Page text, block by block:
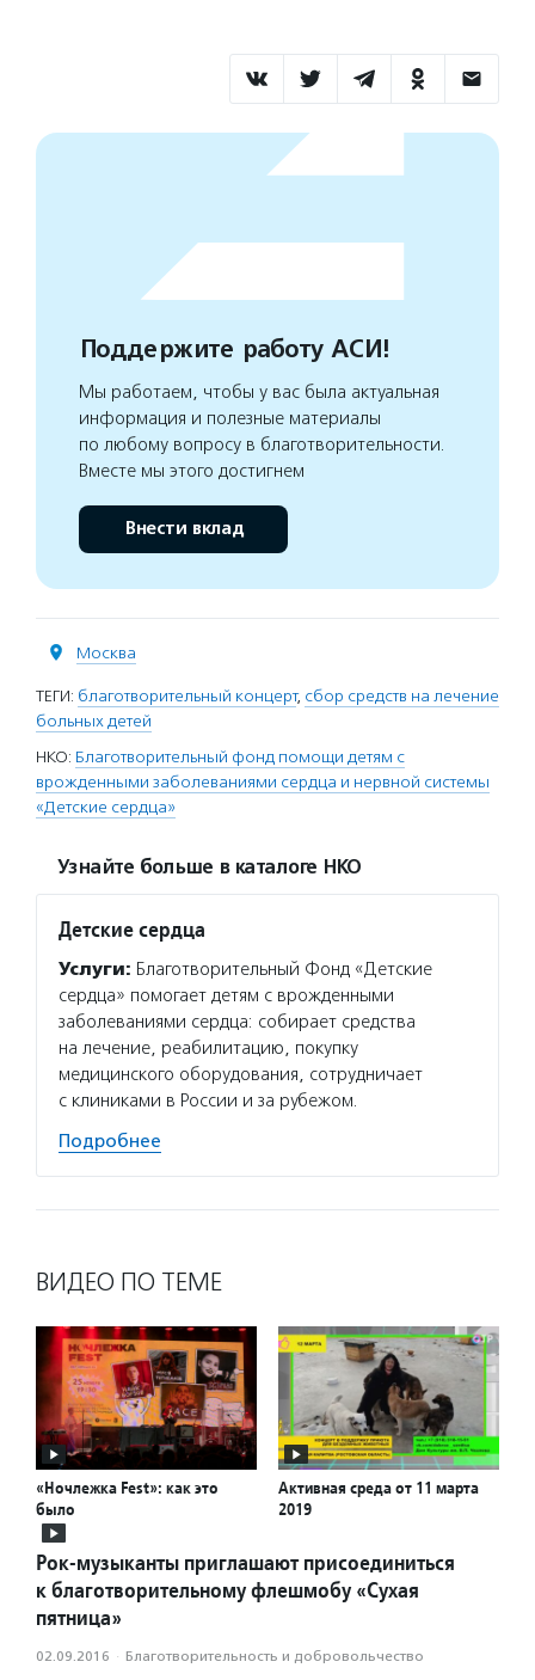
Поддержите работу АСИ!
Мы работаем, чтобы у вас была актуальная
информация и полезные материалы
по любому вопросу в благотворительности.
Вместе мы этого достигнем
Внести вклад
Москва
ТЕГИ: благотворительный концерт, сбор средств на лечение
больных детей
НКО: Благотворительный фонд помощи детям с
врожденными заболеваниями сердца и нервной системы
«Детские сердца»
Узнайте больше в каталоге НКО
Детские сердца
Услуги: Благотворительный Фонд «Детские
сердца» помогает детям с врожденными
заболеваниями сердца: собирает средства
на лечение, реабилитацию, покупку
медицинского оборудования, сотрудничает
с клиниками в России и за рубежом.
Подробнее
ВИДЕО ПО ТЕМЕ
«Ночлежка Fest»: как это
было
Активная среда от 11 марта
2019
Рок-музыканты приглашают присоединиться
к благотворительному флешмобу «Сухая
пятница»
02.09.2016 · Благотвори­тель­ность и доброволь­чест­во